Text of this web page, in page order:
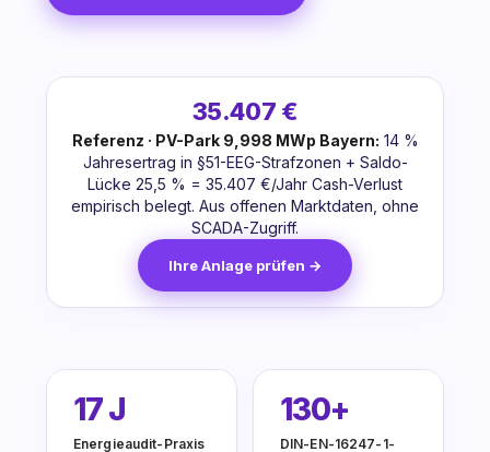
35.407 €
Referenz · PV-Park 9,998 MWp Bayern: 14 %
Jahresertrag in §51-EEG-Strafzonen + Saldo-
Lücke 25,5 % = 35.407 €/Jahr Cash-Verlust
empirisch belegt. Aus offenen Marktdaten, ohne
SCADA-Zugriff.
Ihre Anlage prüfen →
17 J
Energieaudit-Praxis
130+
DIN-EN-16247-1-